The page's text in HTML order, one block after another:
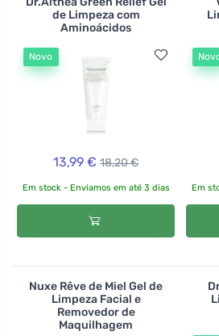
de Limpeza com
Aminoácidos
Novo
13,99 € 18,20 €
Em stock - Enviamos em até 3 dias Em
Nuxe Rêve de Miel Gel de
Limpeza Facial e
Removedor de
Maquilhagem